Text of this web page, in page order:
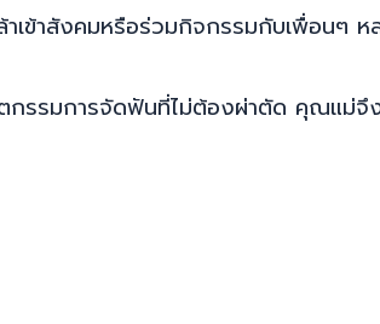
าเข้าสังคมหรือร่วมกิจกรรมกับเพื่อน
รรมการจัดฟันที่ไม่ต้องผ่าตัด คุณแม่จึ